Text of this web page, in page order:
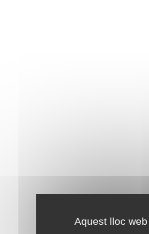
Aquest lloc